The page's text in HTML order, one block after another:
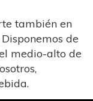
también en
de
medio-alto de